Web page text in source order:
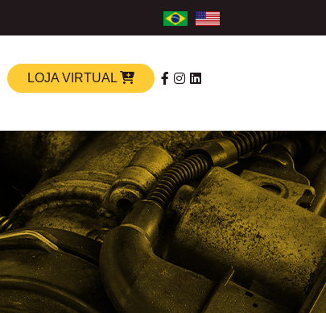
LOJA VIRTUAL